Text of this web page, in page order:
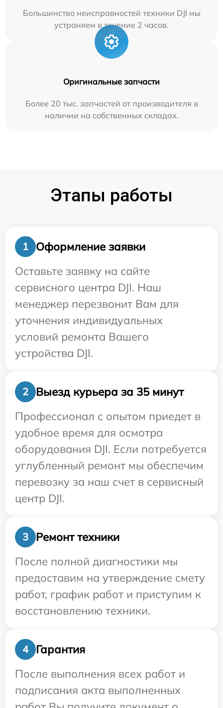
Большинство неисправностей техники DJI мы
устраняем в течение 2 часов.
Оригинальные запчасти
Более 20 тыс. запчастей от производителя в
наличии на собственных складах.
Этапы работы
1
Оформление заявки
Оставьте заявку на сайте
сервисного центра DJI. Наш
менеджер перезвонит Вам для
уточнения индивидуальных
условий ремонта Вашего
устройства DJI.
2
Выезд курьера за 35 минут
Профессионал с опытом приедет в
удобное время для осмотра
оборудования DJI. Если потребуется
углубленный ремонт мы обеспечим
перевозку за наш счет в сервисный
центр DJI.
3
Ремонт техники
После полной диагностики мы
предоставим на утверждение смету
работ, график работ и приступим к
восстановлению техники.
4
Гарантия
После выполнения всех работ и
подписания акта выполненных